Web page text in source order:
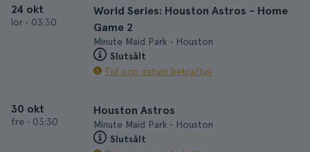
24 okt
lör • 03:30
World Series: Houston Astros - Home
Game 2
Minute Maid Park • Houston
Slutsålt
Tid och datum bekräftas
30 okt
fre • 03:30
Houston Astros
Minute Maid Park • Houston
Slutsålt